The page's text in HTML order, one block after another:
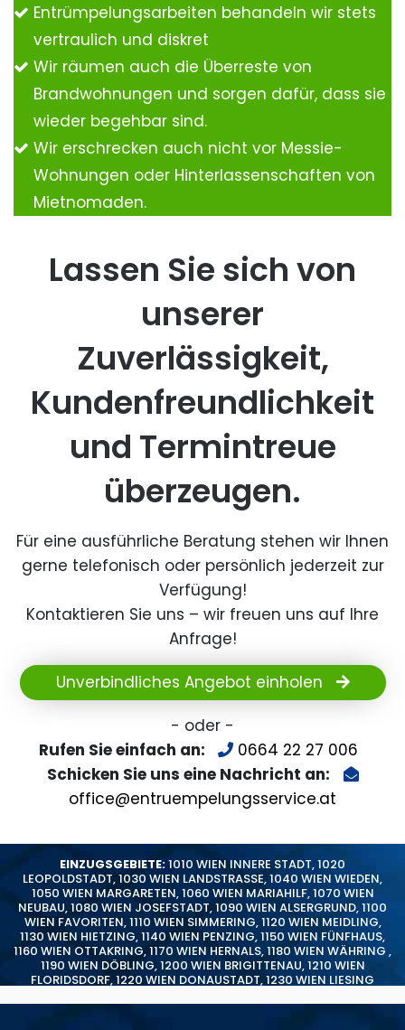
Entrümpelungsarbeiten behandeln wir stets
vertraulich und diskret
Wir räumen auch die Überreste von
Brandwohnungen und sorgen dafür, dass sie
wieder begehbar sind.
Wir erschrecken auch nicht vor Messie-
Wohnungen oder Hinterlassenschaften von
Mietnomaden.
Lassen Sie sich von
unserer
Zuverlässigkeit,
Kundenfreundlichkeit
und Termintreue
überzeugen.
Für eine ausführliche Beratung stehen wir Ihnen
gerne telefonisch oder persönlich jederzeit zur
Verfügung!
Kontaktieren Sie uns – wir freuen uns auf Ihre
Anfrage!
Unverbindliches Angebot einholen
- oder -
Rufen Sie einfach an:
0664 22 27 006
Schicken Sie uns eine Nachricht an:
office@entruempelungsservice.at
EINZUGSGEBIETE:1010 WIEN INNERE STADT,1020
LEOPOLDSTADT,1030 WIEN LANDSTRASSE,1040 WIEN WIEDEN,
1050 WIEN MARGARETEN,1060 WIEN MARIAHILF,1070 WIEN
NEUBAU,1080 WIEN JOSEFSTADT,1090 WIEN ALSERGRUND,1100
WIEN FAVORITEN,1110 WIEN SIMMERING,1120 WIEN MEIDLING,
1130 WIEN HIETZING,1140 WIEN PENZING,1150 WIEN FÜNFHAUS,
1160 WIEN OTTAKRING,1170 WIEN HERNALS,1180 WIEN WÄHRING ,
1190 WIEN DÖBLING,1200 WIEN BRIGITTENAU,1210 WIEN
FLORIDSDORF,1220 WIEN DONAUSTADT,1230 WIEN LIESING